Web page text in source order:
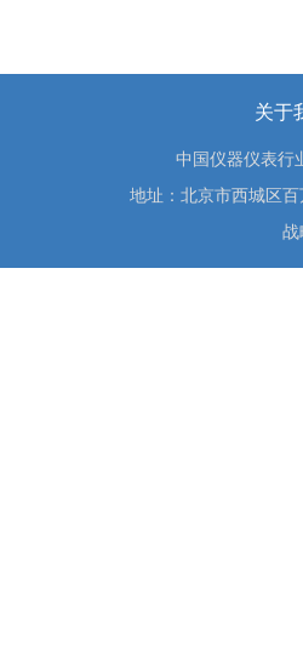
关于
中国仪器仪表
地址：北京市西城区
战